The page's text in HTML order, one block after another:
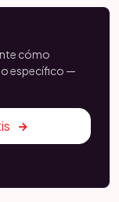
cómo
específico —